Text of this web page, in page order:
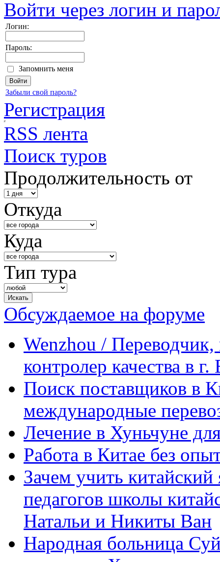
Войти через логин и
Логин:
Пароль:
Запомнить меня
Забыли свой пароль?
Регистрация
RSS лента
Поиск туров
Продолжительность от
Откуда
Куда
Тип тура
Обсуждаемое на форуме
Wenzhou / Переводчик,
контролер качества в
Поиск поставщиков в
международные
Лечение в Хуньчуне
Работа в Китае без
Зачем учить
педагогов школы
Натальи и Никиты Ван
Народная больница